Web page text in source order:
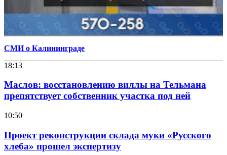
СМИ о Калининграде
18:13
Маслов: восстановлению виллы на Тельмана
препятствует собственник участка под ней
10:50
Проект реконструкции склада муки «Русского
хлеба» прошел экспертизу